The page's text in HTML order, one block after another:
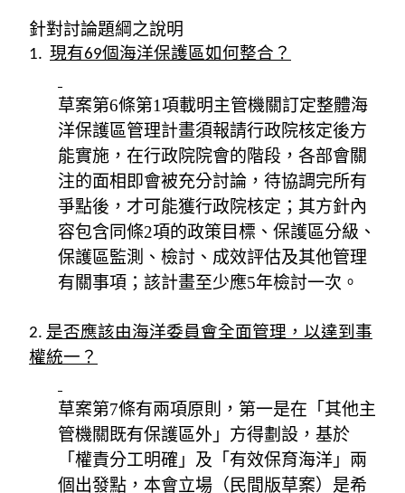
針對討論題綱之說明
1. 現有69個海洋保護區如何整合？
草案第6條第1項載明主管機關訂定整體海
洋保護區管理計畫須報請行政院核定後方
能實施，在行政院院會的階段，各部會關
注的面相即會被充分討論，待協調完所有
爭點後，才可能獲行政院核定；其方針內
容包含同條2項的政策目標、保護區分級、
保護區監測、檢討、成效評估及其他管理
有關事項；該計畫至少應5年檢討一次。
2. 是否應該由海洋委員會全面管理，以達到事
權統一？
草案第7條有兩項原則，第一是在「其他主
管機關既有保護區外」方得劃設，基於
「權責分工明確」及「有效保育海洋」兩
個出發點，本會立場（民間版草案）是希